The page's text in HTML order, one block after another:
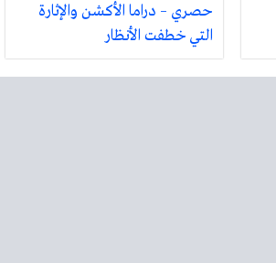
حصري – دراما الأكشن والإثارة
التي خطفت الأنظار